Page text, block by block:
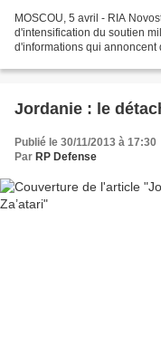
MOSCOU, 5 avril - RIA
d'intensification du soutien
d'informations qui annoncent
Jordanie : le
Publié le 30/11/2013 à 17:30
Par RP Defense